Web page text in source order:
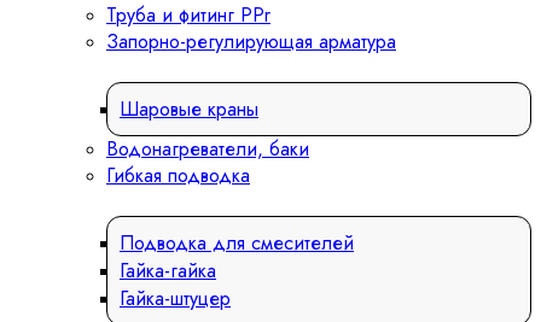
Труба и фитинг PPr
Запорно-регулирующая арматура
Шаровые краны
Водонагреватели, баки
Гибкая подводка
Подводка для смесителей
Гайка-гайка
Гайка-штуцер